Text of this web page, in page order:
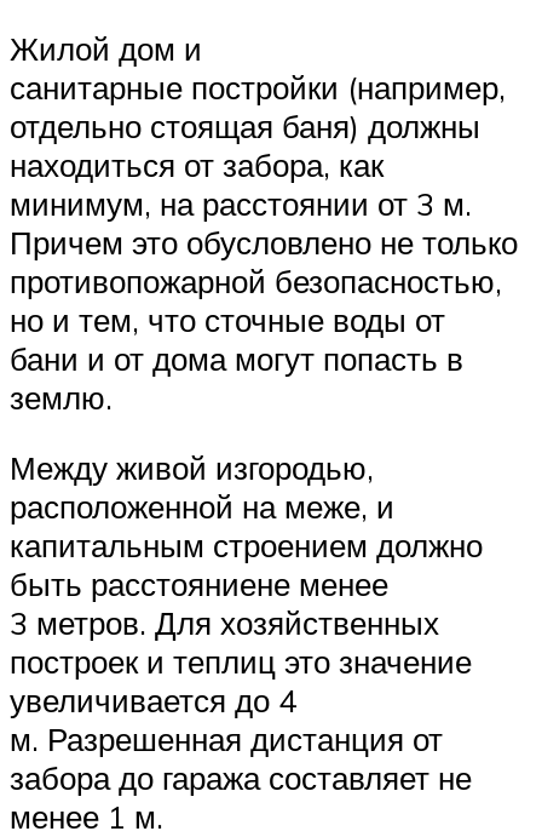
Жилой дом и
санитарные постройки (например,
отдельно стоящая баня) должны
находиться от забора, как
минимум, на расстоянии от 3 м.
Причем это обусловлено не только
противопожарной безопасностью,
но и тем, что сточные воды от
бани и от дома могут попасть в
землю.
Между живой изгородью,
расположенной на меже, и
капитальным строением должно
быть расстояниене менее
3 метров. Для хозяйственных
построек и теплиц это значение
увеличивается до 4
м. Разрешенная дистанция от
забора до гаража составляет не
менее 1 м.